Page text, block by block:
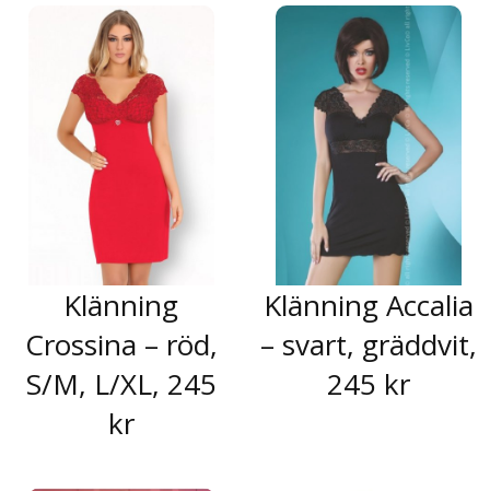
Klänning
Crossina – röd,
S/M, L/XL, 245
kr
Klänning Accalia
– svart, gräddvit,
245 kr